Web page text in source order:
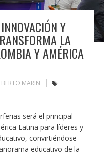
Y
LA
Y AMÉRICA
MARIN
será el principal
Latina para líderes y
convirtiéndose
educativo de la